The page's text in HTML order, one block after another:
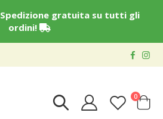
Spedizione gratuita su tutti gli
ordini!
Cart
0elementi